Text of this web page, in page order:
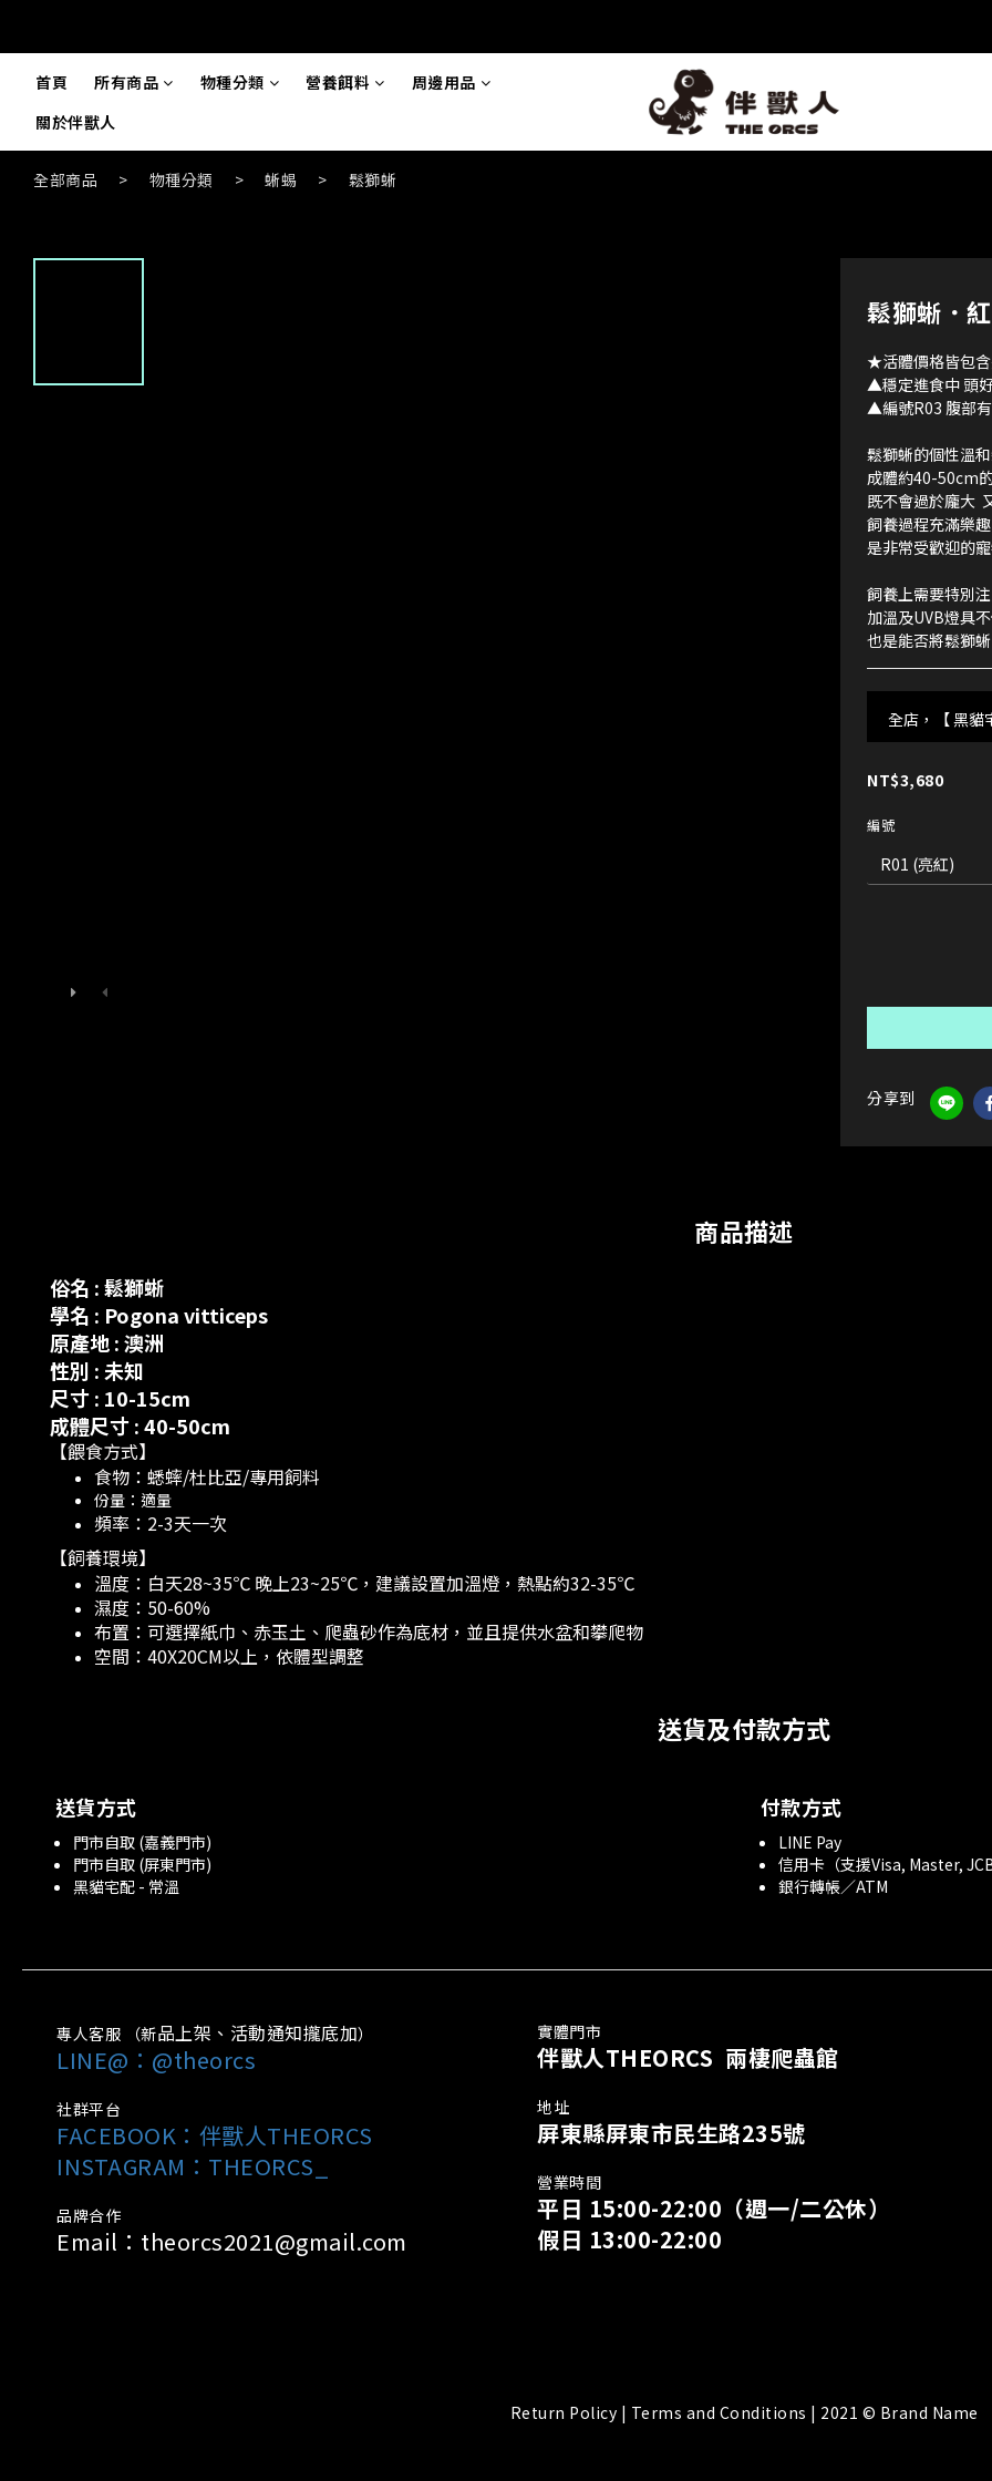
首頁 所有商品 物種分類 營養餌料
周邊用品
關於伴獸人
全部商品 > 物種分類 > 蜥蜴 > 鬆獅蜥
鬆獅蜥．紅
★活體價格皆包
▲穩定進食中 頭
▲編號R03 腹部
鬆獅蜥的個性溫
成體約40-50cm
既不會過於龐大
飼養過程充滿樂趣
是非常受歡迎的
飼養上需要特別
加溫及UVB燈具
也是能否將鬆獅
全店，【 黑貓
NT$3,680
編號
分享到
商品描述
俗名 : 鬆獅蜥
學名 : Pogona vitticeps
原產地 : 澳洲
性別 : 未知
尺寸 : 10-15cm
成體尺寸 : 40-50cm
【餵食方式】
食物：蟋蟀/杜比亞/專用飼料
份量：適量
頻率：2-3天一次
【飼養環境】
溫度：白天28~35℃ 晚上23~25℃，建議設置加溫燈，熱點約32-35℃
濕度：50-60%
布置：可選擇紙巾、赤玉土、爬蟲砂作為底材，並且提供水盆和攀爬物
空間：40X20CM以上，依體型調整
送貨及付款方式
送貨方式
門市自取 (嘉義門市)
門市自取 (屏東門市)
黑貓宅配 - 常溫
付款方式
LINE Pay
信用卡（支援Visa, Master,
銀行轉帳／ATM
專人客服 （新品上架、活動通知攏底加）
LINE@：@theorcs
社群平台
FACEBOOK： 伴獸人THEORCS
INSTAGRAM：THEORCS_
品牌合作
Email：theorcs2021@gmail.com
實體門市
伴獸人THEORCS 兩棲爬蟲館
地址
屏東縣屏東市民生路235號
營業時間
平日 15:00-22:00 （週一/二公休）
假日 13:00-22:00
Return Policy | Terms and Conditions | 2021 © Brand Name